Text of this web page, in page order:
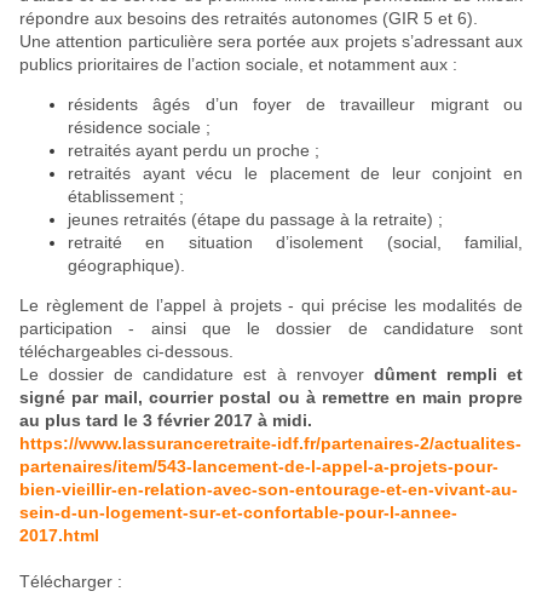
répondre aux besoins des retraités autonomes (GIR 5 et 6).
Une attention particulière sera portée aux projets s’adressant aux
publics prioritaires de l’action sociale, et notamment aux :
résidents âgés d’un foyer de travailleur migrant ou
résidence sociale ;
retraités ayant perdu un proche ;
retraités ayant vécu le placement de leur conjoint en
établissement ;
jeunes retraités (étape du passage à la retraite) ;
retraité en situation d’isolement (social, familial,
géographique).
Le règlement de l’appel à projets - qui précise les modalités de
participation - ainsi que le dossier de candidature sont
téléchargeables ci-dessous.
Le dossier de candidature est à renvoyer dûment rempli et
signé par mail, courrier postal ou à remettre en main propre
au plus tard le 3 février 2017 à midi.
https://www.lassuranceretraite-idf.fr/partenaires-2/actualites-
partenaires/item/543-lancement-de-l-appel-a-projets-pour-
bien-vieillir-en-relation-avec-son-entourage-et-en-vivant-au-
sein-d-un-logement-sur-et-confortable-pour-l-annee-
2017.html
Télécharger :